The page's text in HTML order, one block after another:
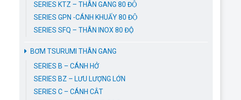
SERIES KTZ – THÂN GANG 80 ĐỘ
SERIES GPN -CÁNH KHUẤY 80 ĐỘ
SERIES SFQ – THÂN INOX 80 ĐỘ
BƠM TSURUMI THÂN GANG
SERIES B – CÁNH HỞ
SERIES BZ – LƯU LƯỢNG LỚN
SERIES C – CÁNH CẮT